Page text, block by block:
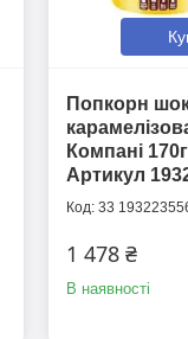
Попкорн
Компані
Артикул
33
1 478 ₴
В наявності